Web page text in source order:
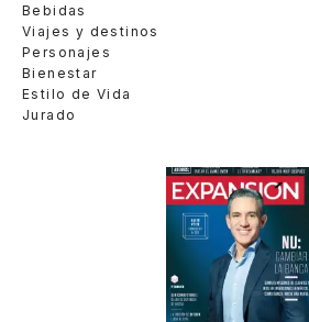
Bebidas
Viajes y destinos
Personajes
Bienestar
Estilo de Vida
Jurado